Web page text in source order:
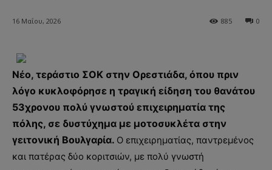
16 Μαΐου, 2026 0
885
Νέο, τεράστιο ΣΟΚ στην Ορεστιάδα, όπου πριν
λόγο κυκλοφόρησε η τραγική είδηση του θανάτου
53χρονου πολύ γνωστού επιχειρηματία της
πόλης, σε δυστύχημα με μοτοσυκλέτα στην
γειτονική Βουλγαρία. Ο επιχειρηματίας, παντρεμένος
και πατέρας δύο κοριτσιών, με πολύ γνωστή